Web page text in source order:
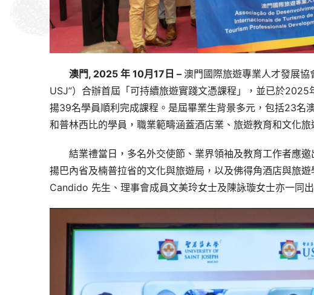
澳門, 2025 年 10月17日 – 澳門國際旅遊專業人才發展協
USJ”）合辦首屆「可持續旅遊實踐文憑課程」，並已於
揚39名學員順利完成課程。是屆畢業生背景多元，包括23名
和普林西比的學員，職業範疇涵蓋酒店業、旅遊教育和文化旅
結業禮當日，多名外交使節、業界領袖及教育工作者應
揚巴內省及楠普拉省的文化與旅遊局，以及佛得角酒店與旅
Candido 先生、理事會成員文美玲女士及陳詠璇女士亦一同